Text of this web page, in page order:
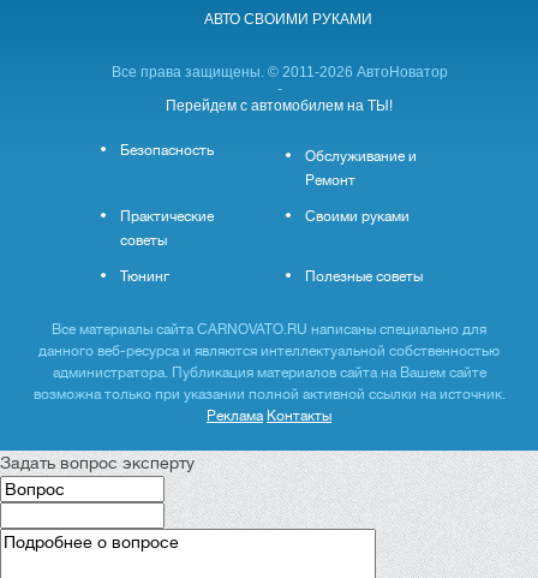
АВТО CВОИМИ РУКАМИ
Все права защищены. © 2011-2026 АвтоНоватор
-
Перейдем с автомобилем на ТЫ!
Безопасность
Обслуживание и
Ремонт
Практические
советы
Своими руками
Тюнинг Полезные советы
Все материалы сайта CARNOVATO.RU написаны специально для
данного веб-ресурса и являются интеллектуальной собственностью
администратора. Публикация материалов сайта на Вашем сайте
возможна только при указании полной активной ссылки на источник.
Реклама Контакты
Задать вопрос эксперту